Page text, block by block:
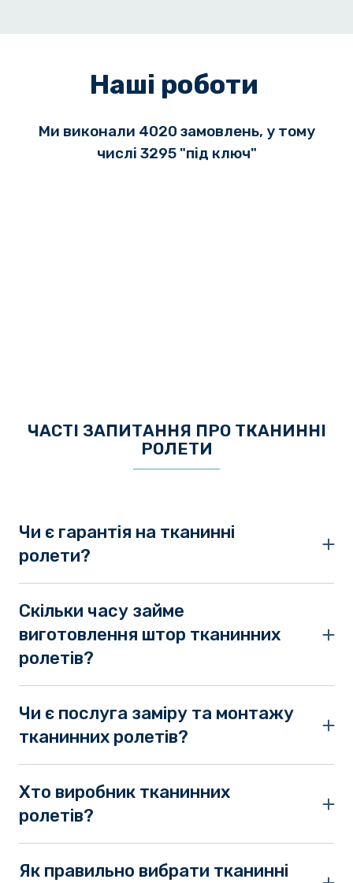
Наші роботи
Ми виконали 4020 замовлень, у тому
числі 3295 "під ключ"
ЧАСТІ ЗАПИТАННЯ ПРО ТКАНИННІ
РОЛЕТИ
Чи є гарантія на тканинні
ролети?
Скільки часу займе
виготовлення штор тканинних
ролетів?
використовувати індивідуальний підхід.
Чи є послуга заміру та монтажу
тканинних ролетів?
замірів та монтажу.
Хто виробник тканинних
ролетів?
українських брендів.
Як правильно вибрати тканинні